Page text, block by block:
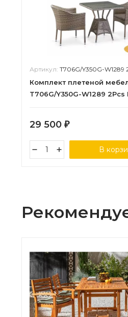
Артикул: T706G/Y350G-W1289
Комплект плетеной
T706G/Y350G-W1289 2Pcs
29 500 ₽
В